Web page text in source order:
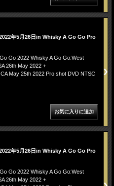
年5月26日in Whisky A Go Go Pro
Go 2022 Whisky A Go Go:West
26th May 2022 +
May 25th 2022 Pro shot DVD NTSC
年5月26日in Whisky A Go Go Pro
Go 2022 Whisky A Go Go:West
26th May 2022 +